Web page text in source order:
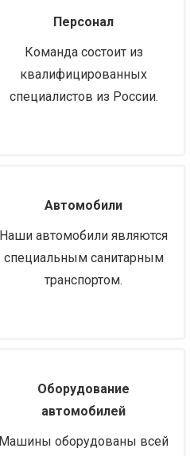
Персонал
Команда состоит из
квалифицированных
специалистов из России.
Автомобили
Наши автомобили являются
специальным санитарным
транспортом.
Оборудование
автомобилей
Машины оборудованы всей